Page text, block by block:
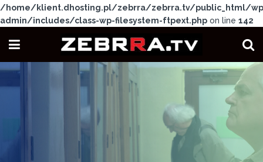
/home/klient.dhosting.pl/zebrra/zebrra.tv/public_html/
admin/includes/class-wp-filesystem-ftpext.php on line 142